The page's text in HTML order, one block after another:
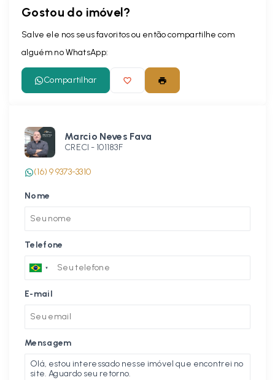
Gostou do imóvel?
Salve ele nos seus favoritos ou então compartilhe com
alguém no WhatsApp:
Compartilhar
Marcio Neves Fava
CRECI - 101183F
(16) 9 9373-3310
Nome
Telefone
E-mail
Mensagem